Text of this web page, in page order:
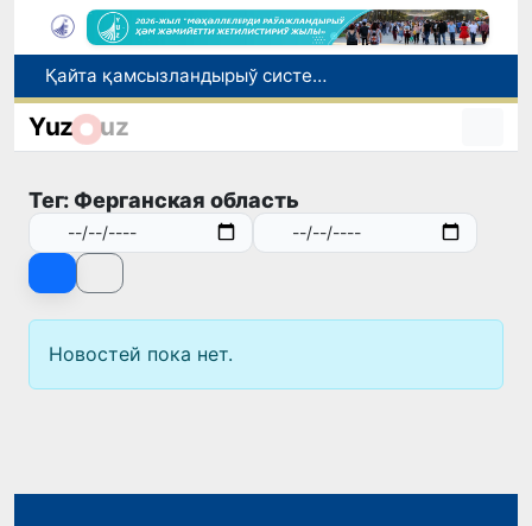
Қайта қамсызландырыў системасы тез раўажланып атырған Өзбекстан экономикасы ушын не береди?
Ташкент аўыр атлетика бойынша Азия чемпионатына таярланбақта
Елимиз дөретиўшилери өз кәсиби ҳәм мийнети менен мақтанады
Yuz uz
Тег: Ферганская область
Новостей пока нет.